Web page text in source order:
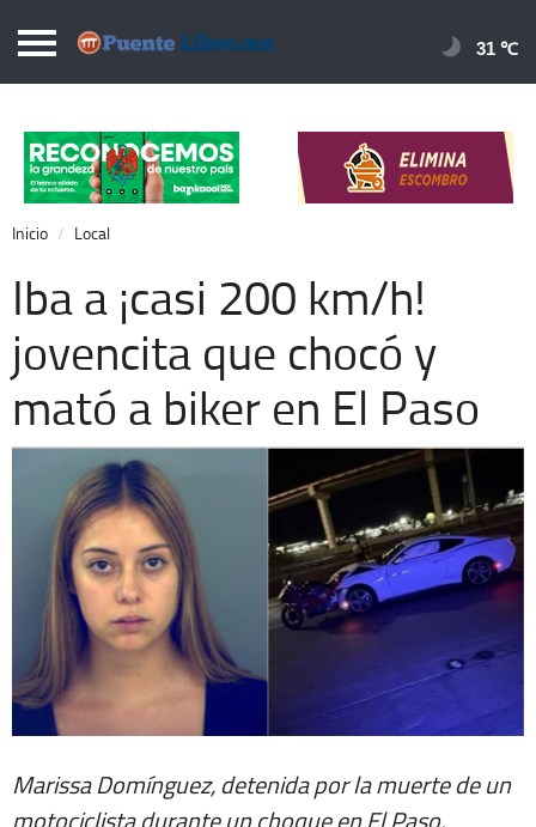
Puentelibre.mx
Local
Nacional
Opinión
Cronos
Economía
Espectáculos
31 ℃
Inicio Local
Iba a ¡casi 200 km/h!
jovencita que chocó y
mató a biker en El Paso
Marissa Domínguez, detenida por la muerte de un
motociclista durante un choque en El Paso,